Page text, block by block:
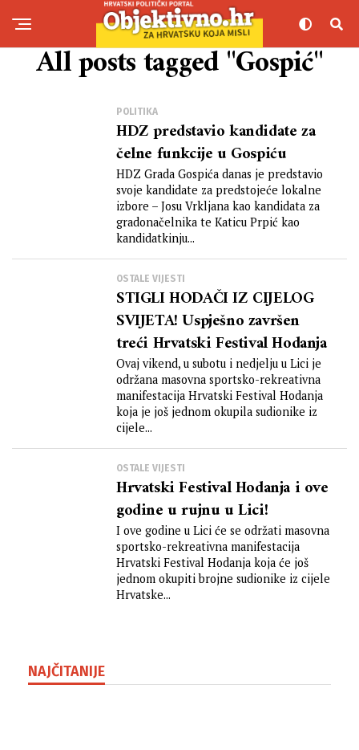
All posts tagged "Gospić"
POLITIKA
HDZ predstavio kandidate za
čelne funkcije u Gospiću
HDZ Grada Gospića danas je predstavio
svoje kandidate za predstojeće lokalne
izbore – Josu Vrkljana kao kandidata za
gradonačelnika te Katicu Prpić kao
kandidatkinju...
OSTALE VIJESTI
STIGLI HODAČI IZ CIJELOG
SVIJETA! Uspješno završen
treći Hrvatski Festival Hodanja
Ovaj vikend, u subotu i nedjelju u Lici je
održana masovna sportsko-rekreativna
manifestacija Hrvatski Festival Hodanja
koja je još jednom okupila sudionike iz
cijele...
OSTALE VIJESTI
Hrvatski Festival Hodanja i ove
godine u rujnu u Lici!
I ove godine u Lici će se održati masovna
sportsko-rekreativna manifestacija
Hrvatski Festival Hodanja koja će još
jednom okupiti brojne sudionike iz cijele
Hrvatske...
NAJČITANIJE